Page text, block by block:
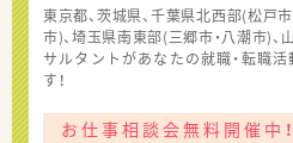
東京都、茨城県、千葉県北西部(松戸市
市)、埼玉県南東部(三郷市・八潮市)
サルタントがあなたの就職・転職
す！
お仕事相談会無料開催中！